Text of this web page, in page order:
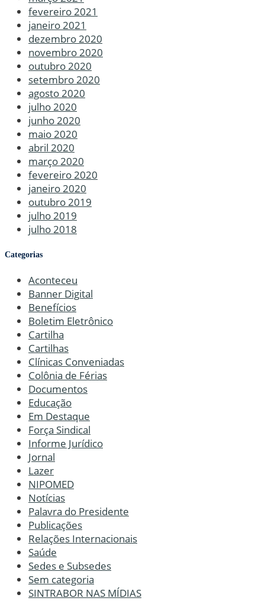
fevereiro 2021
janeiro 2021
dezembro 2020
novembro 2020
outubro 2020
setembro 2020
agosto 2020
julho 2020
junho 2020
maio 2020
abril 2020
março 2020
fevereiro 2020
janeiro 2020
outubro 2019
julho 2019
julho 2018
Categorias
Aconteceu
Banner Digital
Benefícios
Boletim Eletrônico
Cartilha
Cartilhas
Clínicas Conveniadas
Colônia de Férias
Documentos
Educação
Em Destaque
Força Sindical
Informe Jurídico
Jornal
Lazer
NIPOMED
Notícias
Palavra do Presidente
Publicações
Relações Internacionais
Saúde
Sedes e Subsedes
Sem categoria
SINTRABOR NAS MÍDIAS